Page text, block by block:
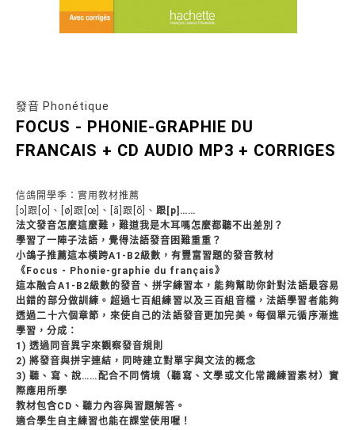
發音 Phonétique
FOCUS - PHONIE-GRAPHIE DU
FRANCAIS + CD AUDIO MP3 + CORRIGES
信鴿開學季：實用教材推薦
[ɔ]跟[o]、[ø]跟[œ]、[ã]跟[õ]、 跟[p]……
法文發音怎麼這麼難，難道我是木耳嗎怎麼都聽不出差別？
學習了一陣子法語，覺得法語發音困難重重？
小鴿子推薦這本橫跨A1-B2級數，有豐富習題的發音教材
《Focus - Phonie-graphie du français》
這本融合A1-B2級數的發音、拼字練習本，能夠幫助你針對法語最容易
出錯的部分做訓練。超過七百組練習以及三百組音檔，法語學習者能夠
透過二十六個章節，來使自己的法語發音更加完美。每個單元循序漸進
學習，分成：
1) 透過同音異字來觀察發音規則
2) 將發音與拼字連結，同時建立對單字與文法的概念
3) 聽、寫、說……配合不同情境（聽寫、文學或文化常識練習素材）實
際應用所學
教材包含CD、聽力內容與習題解答。
適合學生自主練習也能在課堂使用喔！